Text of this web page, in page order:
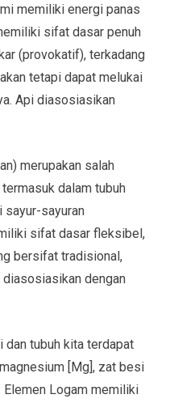
memiliki energi panas
sifat dasar penuh
(provokatif), terkadang
tetapi dapat melukai
Api diasosiasikan
merupakan salah
dalam tubuh
sayur-sayuran
sifat dasar fleksibel,
bersifat tradisional,
diasosiasikan dengan
dan tubuh kita terdapat
[Mg], zat besi
Elemen Logam memiliki